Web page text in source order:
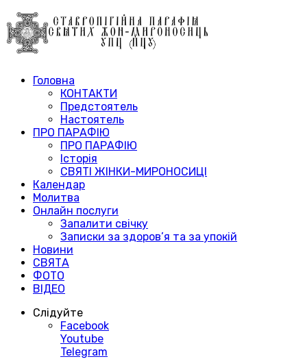
Головна
КОНТАКТИ
Предстоятель
Настоятель
ПРО ПАРАФІЮ
ПРО ПАРАФІЮ
Історія
СВЯТІ ЖІНКИ-МИРОНОСИЦІ
Календар
Молитва
Онлайн послуги
Запалити свічку
Записки за здоров’я та за упокій
Новини
СВЯТА
ФОТО
ВІДЕО
Слідуйте
Facebook
Youtube
Telegram